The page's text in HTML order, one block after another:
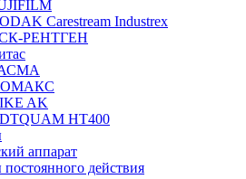
Carestream Industrex
РЕНТГЕН
ФОМАКС
AK
HT400
аппарат
действия